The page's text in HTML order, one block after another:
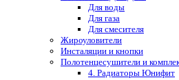
Для воды
Для газа
Для смесителя
Жироуловители
Инсталяции и кнопки
Полотенцесушители и
4. Радиаторы Юнифит